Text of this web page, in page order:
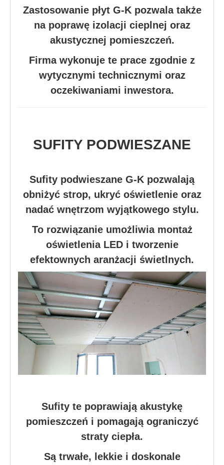
Zastosowanie płyt G-K pozwala także
na poprawę izolacji cieplnej oraz
akustycznej pomieszczeń.
Firma wykonuje te prace zgodnie z
wytycznymi technicznymi oraz
oczekiwaniami inwestora.
SUFITY PODWIESZANE
Sufity podwieszane G-K pozwalają
obniżyć strop, ukryć oświetlenie oraz
nadać wnętrzom wyjątkowego stylu.
To rozwiązanie umożliwia montaż
oświetlenia LED i tworzenie
efektownych aranżacji świetlnych.
Sufity te poprawiają akustykę
pomieszczeń i pomagają ograniczyć
straty ciepła.
Są trwałe, lekkie i doskonale